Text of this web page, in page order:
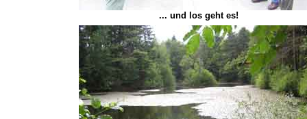
... und los geht es!